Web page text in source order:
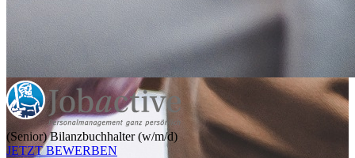
(Senior) Bilanzbuchhalter (w/m/d)
JETZT BEWERBEN